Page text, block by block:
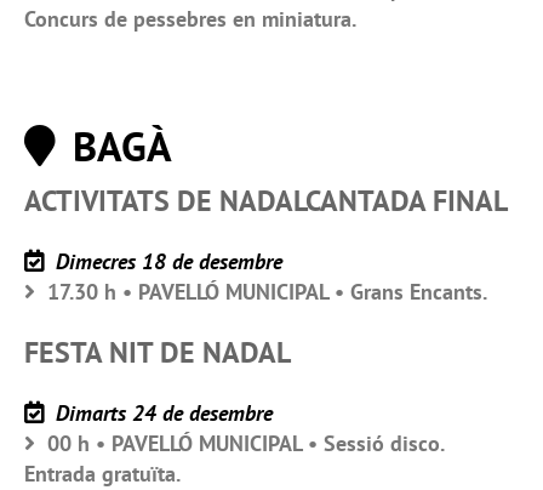
Concurs de pessebres en miniatura.
BAGÀ
ACTIVITATS DE NADALCANTADA FINAL
Dimecres 18 de desembre
17.30 h • PAVELLÓ MUNICIPAL • Grans Encants.
FESTA NIT DE NADAL
Dimarts 24 de desembre
00 h • PAVELLÓ MUNICIPAL • Sessió disco.
Entrada gratuïta.